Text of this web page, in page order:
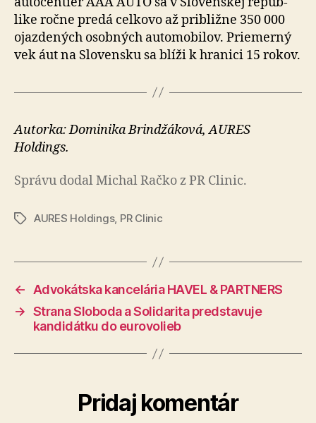
like ročne predá cel­kovo až približne 350 000
ojazdených osobných auto­mo­bi­lov. Prie­mer­ný
vek áut na Slo­ven­sku sa blíži k hra­nici 15 rokov.
Autorka: Dominika Brindžáková, AURES
Holdings.
Správu dodal Michal Račko z PR Clinic.
ZnačkyAURES Holdings, PR Clinic
←
Advokátska kancelária HAVEL & PARTNERS
→ Strana Sloboda a Solidarita predstavuje
kandidátku do eurovolieb
Pridaj komentár